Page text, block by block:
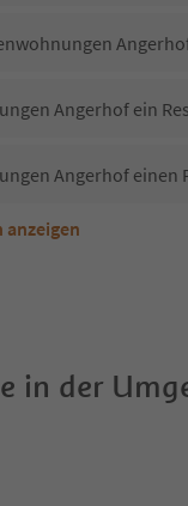
Angerhof ein
Angerhof einen
der Unterkunft
anzeigen
in der